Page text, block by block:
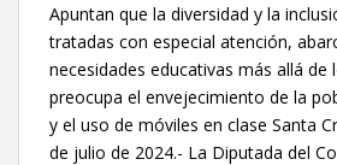
Apuntan que la diversidad y la
tratadas con especial atención,
necesidades educativas más allá de
preocupa el envejecimiento de la
y el uso de móviles en clase Santa
de julio de 2024.- La Diputada del